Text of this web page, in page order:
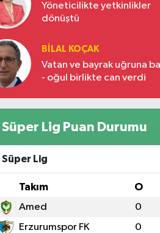
Yöneticilikte yetkinlikler
dönüştü
BILAL KOÇAK
Vatan ve bayrak uğruna
- oğul birlikte can verdi
Süper Lig Puan Durumu
Süper Lig
Takım O
Amed 0
Erzurumspor FK 0